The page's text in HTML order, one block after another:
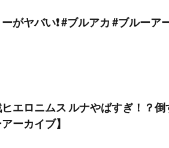
がヤバい❗️ #ブルアカ #ブルーア
ヒエロニムス ルナやばすぎ！？倒
ーカイブ】